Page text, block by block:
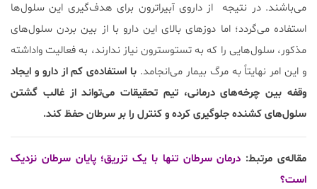
می‌باشند. در نتیجه از داروی آبیراترون برای هدف‌گیری این سلول‌ها
استفاده می‌گردد؛ اما دوزهای بالای این دارو با از بین بردن سلول‌های
مذکور، سلول‌هایی را که به تستوسترون نیاز ندارند، به فعالیت واداشته
و این امر نهایتاً به مرگ بیمار می‌انجامد. با استفاده‌ی کم از دارو و ایجاد
وقفه بین چرخه‌های درمانی، تیم تحقیقات می‌تواند از غالب گشتن
سلول‌های کشنده جلوگیری کرده و کنترل را بر سرطان حفظ کند.
مقاله‌ی مرتبط: درمان سرطان تنها با یک تزریق؛ پایان سرطان نزدیک
است؟